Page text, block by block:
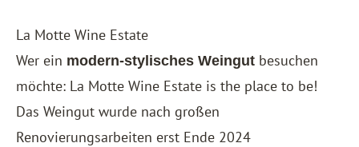
La Motte Wine Estate
Wer ein modern-stylisches Weingut besuchen
möchte: La Motte Wine Estate is the place to be!
Das Weingut wurde nach großen
Renovierungsarbeiten erst Ende 2024